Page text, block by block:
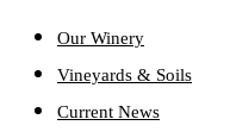
Our Winery
Vineyards & Soils
Current News